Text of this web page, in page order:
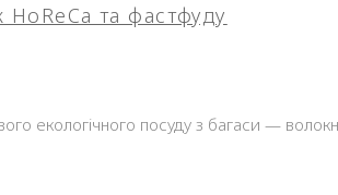
та фастфуду
екологічного посуду з багаси —